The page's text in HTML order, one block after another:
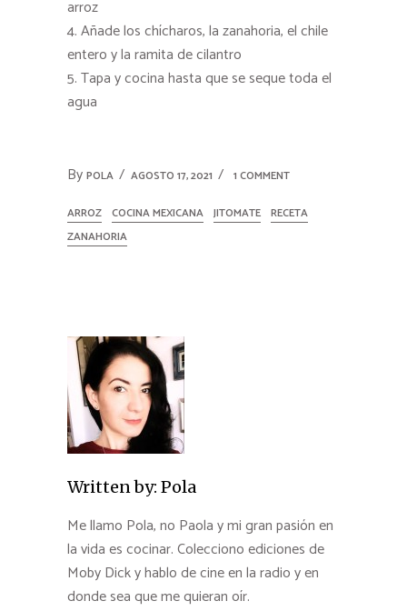
arroz
Añade los chícharos, la zanahoria, el chile
entero y la ramita de cilantro
Tapa y cocina hasta que se seque toda el
agua
By POLA AGOSTO 17, 2021 1 COMMENT
ARROZ COCINA MEXICANA JITOMATE RECETA
ZANAHORIA
Written by: Pola
Me llamo Pola, no Paola y mi gran pasión en
la vida es cocinar. Colecciono ediciones de
Moby Dick y hablo de cine en la radio y en
donde sea que me quieran oír.